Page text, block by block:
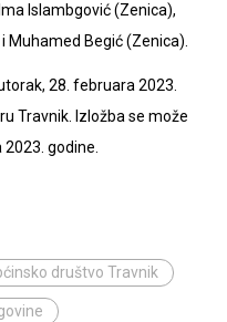
Islambgović (Zenica),
Muhamed Begić (Zenica).
28. februara 2023.
Travnik. Izložba se može
godine.
društvo Travnik